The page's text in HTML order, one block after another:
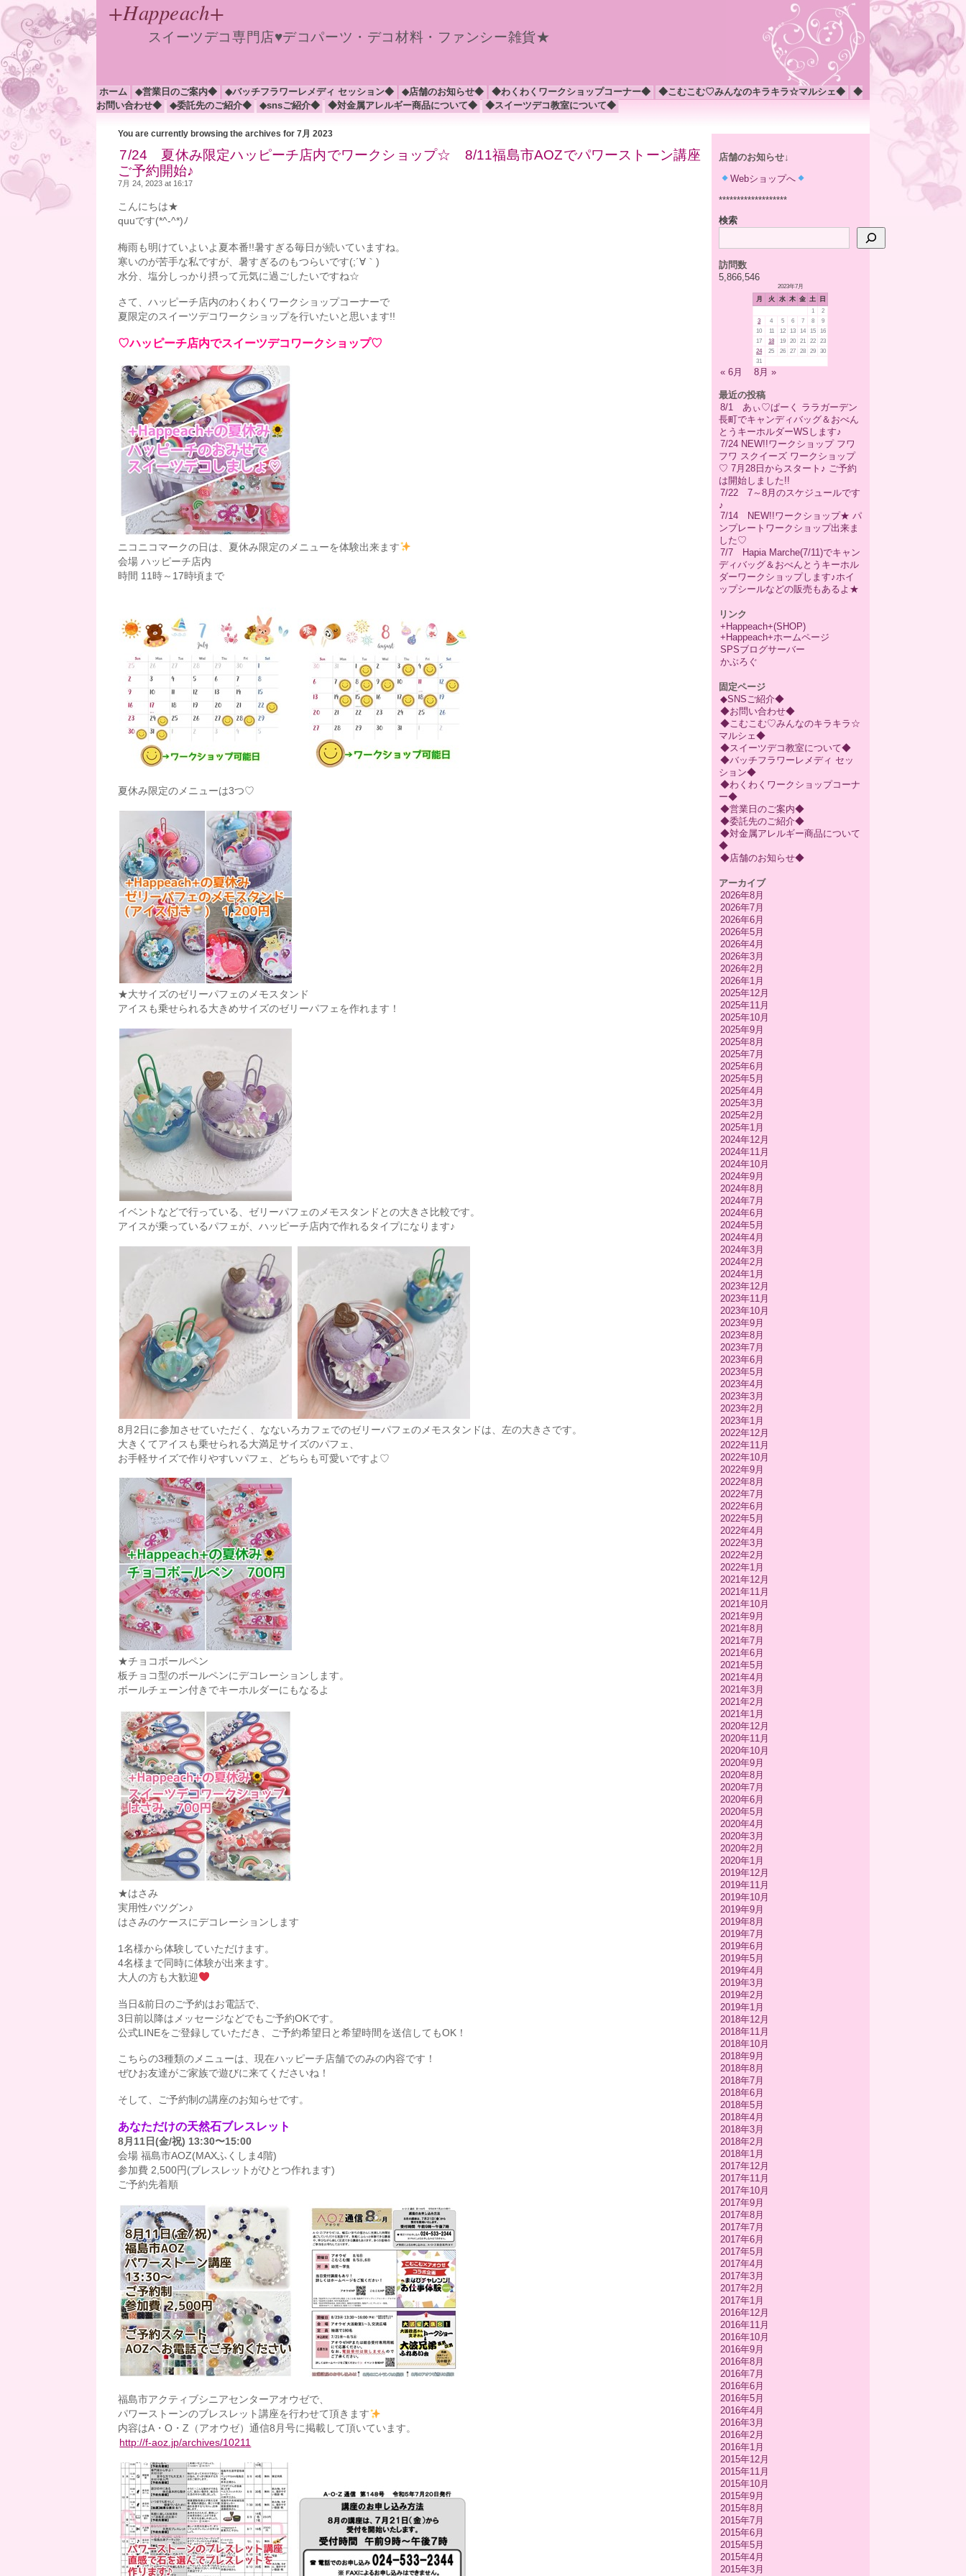
+Happeach+
スイーツデコ専門店♥デコパーツ・デコ材料・ファンシー雑貨★
ホーム ◆営業日のご案内◆ ◆バッチフラワーレメディ セッション◆ ◆店舗のお知らせ◆ ◆わくわくワークショップコーナー◆ ◆こむこむ♡みんなのキラキラ☆マルシェ◆
◆
お問い合わせ◆
◆委託先のご紹介◆ ◆snsご紹介◆ ◆対金属アレルギー商品について◆ ◆スイーツデコ教室について◆
店舗のお知らせ↓
Webショップへ
*******************
検索
訪問数
5,866,546
2023年7月
月 火 水 木 金 土 日
1
2
3
4 5 6 7 8
9
10
11 12 13 14 15
16
17
18 19 20 21 22
23
24
25 26 27 28 29
30
31
« 6月 8月 »
最近の投稿
8/1 あぃ♡ぱーく ララガーデン
長町でキャンディバッグ＆おべん
とうキーホルダーWSします♪
7/24 NEW!!ワークショップ フワ
フワ スクイーズ ワークショップ
♡ 7月28日からスタート♪ ご予約
は開始しました!!
7/22 7～8月のスケジュールです
♪
7/14 NEW!!ワークショップ★ パ
ンプレートワークショップ出来ま
した♡
7/7 Hapia Marche(7/11)でキャン
ディバッグ＆おべんとうキーホル
ダーワークショップします♪ホイ
ップシールなどの販売もあるよ★
リンク
+Happeach+(SHOP)
+Happeach+ホームページ
SPSブログサーバー
かぶろぐ
固定ページ
◆SNSご紹介◆
◆お問い合わせ◆
◆こむこむ♡みんなのキラキラ☆
マルシェ◆
◆スイーツデコ教室について◆
◆バッチフラワーレメディ セッ
ション◆
◆わくわくワークショップコーナ
ー◆
◆営業日のご案内◆
◆委託先のご紹介◆
◆対金属アレルギー商品について
◆
◆店舗のお知らせ◆
アーカイブ
2026年8月
2026年7月
2026年6月
2026年5月
2026年4月
2026年3月
2026年2月
2026年1月
2025年12月
2025年11月
2025年10月
2025年9月
2025年8月
2025年7月
2025年6月
2025年5月
2025年4月
2025年3月
2025年2月
2025年1月
2024年12月
2024年11月
2024年10月
2024年9月
2024年8月
2024年7月
2024年6月
2024年5月
2024年4月
2024年3月
2024年2月
2024年1月
2023年12月
2023年11月
2023年10月
2023年9月
2023年8月
2023年7月
2023年6月
2023年5月
2023年4月
2023年3月
2023年2月
2023年1月
2022年12月
2022年11月
2022年10月
2022年9月
2022年8月
2022年7月
2022年6月
2022年5月
2022年4月
2022年3月
2022年2月
2022年1月
2021年12月
2021年11月
2021年10月
2021年9月
2021年8月
2021年7月
2021年6月
2021年5月
2021年4月
2021年3月
2021年2月
2021年1月
2020年12月
2020年11月
2020年10月
2020年9月
2020年8月
2020年7月
2020年6月
2020年5月
2020年4月
2020年3月
2020年2月
2020年1月
2019年12月
2019年11月
2019年10月
2019年9月
2019年8月
2019年7月
2019年6月
2019年5月
2019年4月
2019年3月
2019年2月
2019年1月
2018年12月
2018年11月
2018年10月
2018年9月
2018年8月
2018年7月
2018年6月
2018年5月
2018年4月
2018年3月
2018年2月
2018年1月
2017年12月
2017年11月
2017年10月
2017年9月
2017年8月
2017年7月
2017年6月
2017年5月
2017年4月
2017年3月
2017年2月
2017年1月
2016年12月
2016年11月
2016年10月
2016年9月
2016年8月
2016年7月
2016年6月
2016年5月
2016年4月
2016年3月
2016年2月
2016年1月
2015年12月
2015年11月
2015年10月
2015年9月
2015年8月
2015年7月
2015年6月
2015年5月
2015年4月
2015年3月
You are currently browsing the archives for 7月 2023
7/24 夏休み限定ハッピーチ店内でワークショップ☆ 8/11福島市AOZでパワーストーン講座
ご予約開始♪
7月 24, 2023 at 16:17
こんにちは★
quuです(*^-^*)ﾉ
梅雨も明けていよいよ夏本番!!暑すぎる毎日が続いていますね。
寒いのが苦手な私ですが、暑すぎるのもつらいです(;´∀｀)
水分、塩分しっかり摂って元気に過ごしたいですね☆
さて、ハッピーチ店内のわくわくワークショップコーナーで
夏限定のスイーツデコワークショップを行いたいと思います!!
♡ハッピーチ店内でスイーツデコワークショップ♡
ニコニコマークの日は、夏休み限定のメニューを体験出来ます
会場 ハッピーチ店内
時間 11時～17時頃まで
夏休み限定のメニューは3つ♡
★大サイズのゼリーパフェのメモスタンド
アイスも乗せられる大きめサイズのゼリーパフェを作れます！
イベントなどで行っている、ゼリーパフェのメモスタンドとの大きさ比較です。
アイスが乗っているパフェが、ハッピーチ店内で作れるタイプになります♪
8月2日に参加させていただく、なないろカフェでのゼリーパフェのメモスタンドは、左の大きさです。
大きくてアイスも乗せられる大満足サイズのパフェ、
お手軽サイズで作りやすいパフェ、どちらも可愛いですよ♡
★チョコボールペン
板チョコ型のボールペンにデコレーションします。
ボールチェーン付きでキーホルダーにもなるよ
★はさみ
実用性バツグン♪
はさみのケースにデコレーションします
1名様から体験していただけます。
4名様まで同時に体験が出来ます。
大人の方も大歓迎
当日&前日のご予約はお電話で、
3日前以降はメッセージなどでもご予約OKです。
公式LINEをご登録していただき、ご予約希望日と希望時間を送信してもOK！
こちらの3種類のメニューは、現在ハッピーチ店舗でのみの内容です！
ぜひお友達がご家族で遊びに来てくださいね！
そして、ご予約制の講座のお知らせです。
あなただけの天然石ブレスレット
8月11日(金/祝) 13:30〜15:00
会場 福島市AOZ(MAXふくしま4階)
参加費 2,500円(ブレスレットがひとつ作れます)
ご予約先着順
福島市アクティブシニアセンターアオウゼで、
パワーストーンのブレスレット講座を行わせて頂きます
内容はA・O・Z（アオウゼ）通信8月号に掲載して頂いています。
http://f-aoz.jp/archives/10211